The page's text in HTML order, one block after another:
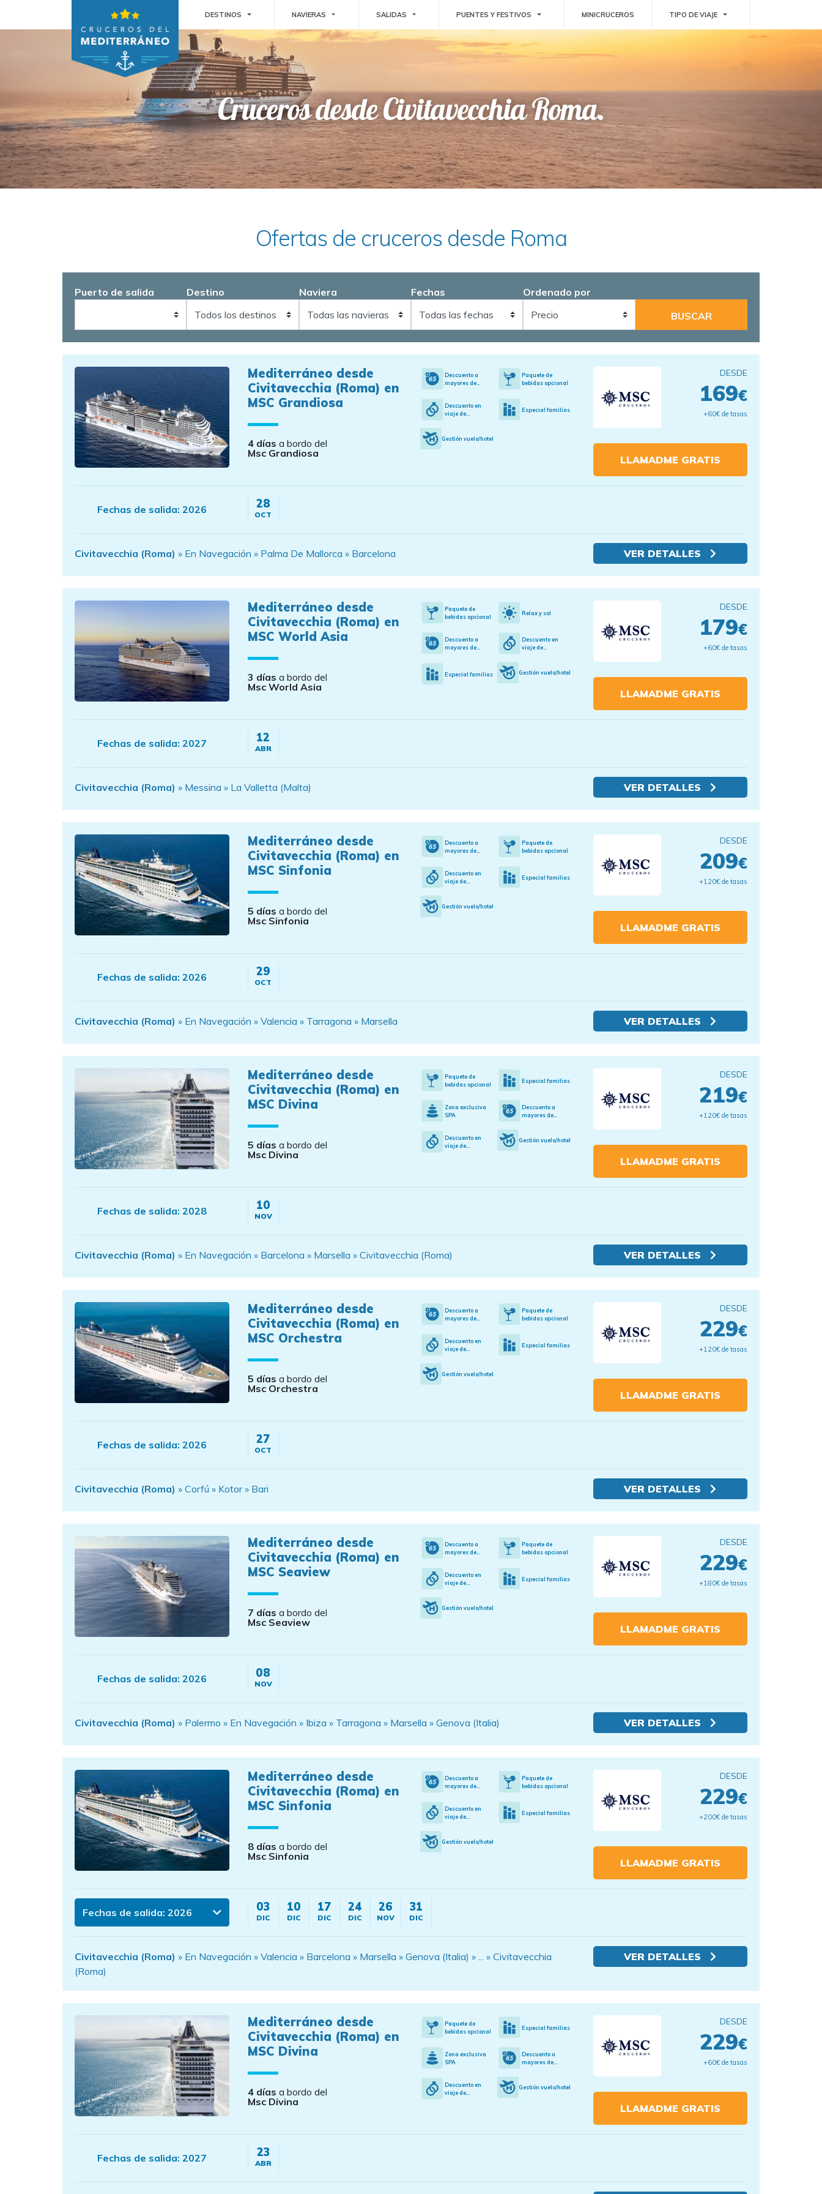
DESTINOS TOGGLE DROPDOWN
NAVIERAS TOGGLE DROPDOWN
SALIDAS TOGGLE DROPDOWNPUENTES Y FESTIVOS TOGGLE DROPDOWN
MINICRUCEROS TIPO DE VIAJE TOGGLE DROPDOWN
Cruceros desde Civitavecchia Roma.
Ofertas de cruceros desde Roma
Puerto de salida Destino Naviera Fechas Ordenado por
Mediterráneo desde
Civitavecchia (Roma) en
MSC Grandiosa
4 días a bordo del
Msc Grandiosa
Descuento a
mayores de...
Paquete de
bebidas opcional
Descuento en
viaje de...
Especial familias
Gestión vuelo/hotel
DESDE
169€
+60€ de tasas
LLAMADME GRATIS
Fechas de salida: 2026 28
OCT
Civitavecchia (Roma) » En Navegación » Palma De Mallorca » Barcelona VER DETALLES
Mediterráneo desde
Civitavecchia (Roma) en
MSC World Asia
3 días a bordo del
Msc World Asia
Paquete de
bebidas opcional
Relax y sol
Descuento a
mayores de...
Descuento en
viaje de...
Especial familias Gestión vuelo/hotel
DESDE
179€
+60€ de tasas
LLAMADME GRATIS
Fechas de salida: 2027 12
ABR
Civitavecchia (Roma) » Messina » La Valletta (Malta) VER DETALLES
Mediterráneo desde
Civitavecchia (Roma) en
MSC Sinfonia
5 días a bordo del
Msc Sinfonia
Descuento a
mayores de...
Paquete de
bebidas opcional
Descuento en
viaje de...
Especial familias
Gestión vuelo/hotel
DESDE
209€
+120€ de tasas
LLAMADME GRATIS
Fechas de salida: 2026 29
OCT
Civitavecchia (Roma) » En Navegación » Valencia » Tarragona » Marsella VER DETALLES
Mediterráneo desde
Civitavecchia (Roma) en
MSC Divina
5 días a bordo del
Msc Divina
Paquete de
bebidas opcional
Especial familias
Zona exclusiva
SPA
Descuento a
mayores de...
Descuento en
viaje de...
Gestión vuelo/hotel
DESDE
219€
+120€ de tasas
LLAMADME GRATIS
Fechas de salida: 2028 10
NOV
Civitavecchia (Roma) » En Navegación » Barcelona » Marsella » Civitavecchia (Roma) VER DETALLES
Mediterráneo desde
Civitavecchia (Roma) en
MSC Orchestra
5 días a bordo del
Msc Orchestra
Descuento a
mayores de...
Paquete de
bebidas opcional
Descuento en
viaje de...
Especial familias
Gestión vuelo/hotel
DESDE
229€
+120€ de tasas
LLAMADME GRATIS
Fechas de salida: 2026 27
OCT
Civitavecchia (Roma) » Corfú » Kotor » Bari VER DETALLES
Mediterráneo desde
Civitavecchia (Roma) en
MSC Seaview
7 días a bordo del
Msc Seaview
Descuento a
mayores de...
Paquete de
bebidas opcional
Descuento en
viaje de...
Especial familias
Gestión vuelo/hotel
DESDE
229€
+180€ de tasas
LLAMADME GRATIS
Fechas de salida: 2026 08
NOV
Civitavecchia (Roma) » Palermo » En Navegación » Ibiza » Tarragona » Marsella » Genova (Italia) VER DETALLES
Mediterráneo desde
Civitavecchia (Roma) en
MSC Sinfonia
8 días a bordo del
Msc Sinfonia
Descuento a
mayores de...
Paquete de
bebidas opcional
Descuento en
viaje de...
Especial familias
Gestión vuelo/hotel
DESDE
229€
+200€ de tasas
LLAMADME GRATIS
Fechas de salida: 2026 03
DIC
10
DIC
17
DIC
24
DIC
26
NOV
31
DIC
Civitavecchia (Roma) » En Navegación » Valencia » Barcelona » Marsella » Genova (Italia) » ... » Civitavecchia
(Roma)
VER DETALLES
Mediterráneo desde
Civitavecchia (Roma) en
MSC Divina
4 días a bordo del
Msc Divina
Paquete de
bebidas opcional
Especial familias
Zona exclusiva
SPA
Descuento a
mayores de...
Descuento en
viaje de...
Gestión vuelo/hotel
DESDE
229€
+60€ de tasas
LLAMADME GRATIS
Fechas de salida: 2027 23
ABR